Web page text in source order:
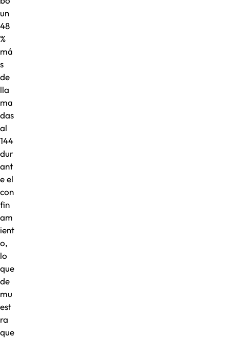
un
48
%
má
s
de
lla
ma
das
al
144
dur
ant
e el
con
fin
am
ient
o,
lo
que
de
mu
est
ra
que